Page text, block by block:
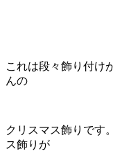
これは段々飾り付け
んの
クリスマス飾りです
ス飾りが